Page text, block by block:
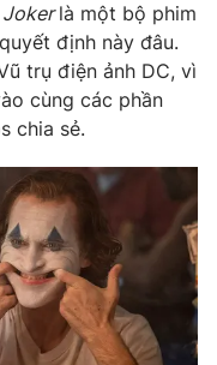
Jokerlà một bộ phim
định này đâu.
trụ điện ảnh DC, vì
cùng các phần
chia sẻ.